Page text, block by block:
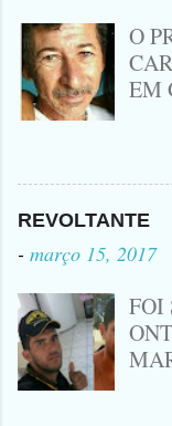
na
O
EM
DA
NO
HÁ
REVOLTANTE
- março 15, 2017
FOI